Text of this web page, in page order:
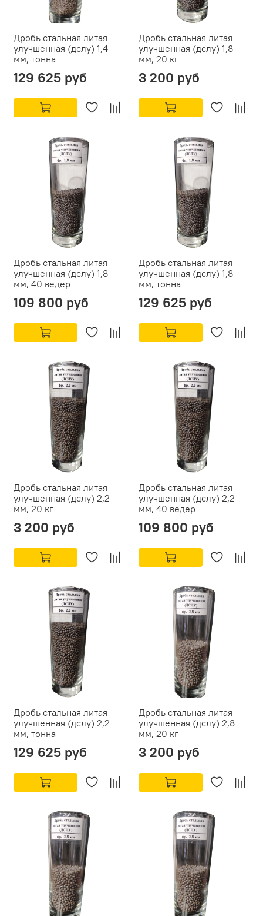
Дробь стальная литая
улучшенная (дслу) 1,4
мм, тонна
129 625 руб
Дробь стальная литая
улучшенная (дслу) 1,8
мм, 20 кг
3 200 руб
Дробь стальная литая
улучшенная (дслу) 1,8
мм, 40 ведер
109 800 руб
Дробь стальная литая
улучшенная (дслу) 1,8
мм, тонна
129 625 руб
Дробь стальная литая
улучшенная (дслу) 2,2
мм, 20 кг
3 200 руб
Дробь стальная литая
улучшенная (дслу) 2,2
мм, 40 ведер
109 800 руб
Дробь стальная литая
улучшенная (дслу) 2,2
мм, тонна
129 625 руб
Дробь стальная литая
улучшенная (дслу) 2,8
мм, 20 кг
3 200 руб